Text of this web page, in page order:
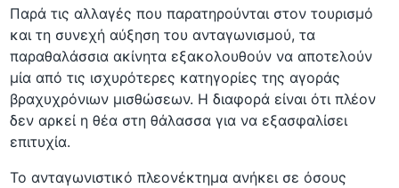
Παρά τις αλλαγές που παρατηρούνται στον τουρισμό
και τη συνεχή αύξηση του ανταγωνισμού, τα
παραθαλάσσια ακίνητα εξακολουθούν να αποτελούν
μία από τις ισχυρότερες κατηγορίες της αγοράς
βραχυχρόνιων μισθώσεων. Η διαφορά είναι ότι πλέον
δεν αρκεί η θέα στη θάλασσα για να εξασφαλίσει
επιτυχία.
Το ανταγωνιστικό πλεονέκτημα ανήκει σε όσους